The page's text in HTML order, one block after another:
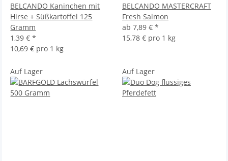
BELCANDO Kaninchen mit
Hirse + Süßkartoffel 125
Gramm
1,39 €*
10,69 € pro 1 kg
BELCANDO MASTERCRAFT
Fresh Salmon
ab 7,89 € *
15,78 € pro 1 kg
Auf Lager Auf Lager